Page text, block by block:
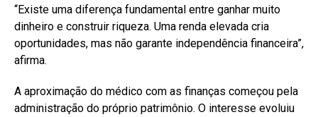
“Existe uma diferença fundamental entre ganhar muito
dinheiro e construir riqueza. Uma renda elevada cria
oportunidades, mas não garante independência financeira”,
afirma.
A aproximação do médico com as finanças começou pela
administração do próprio patrimônio. O interesse evoluiu